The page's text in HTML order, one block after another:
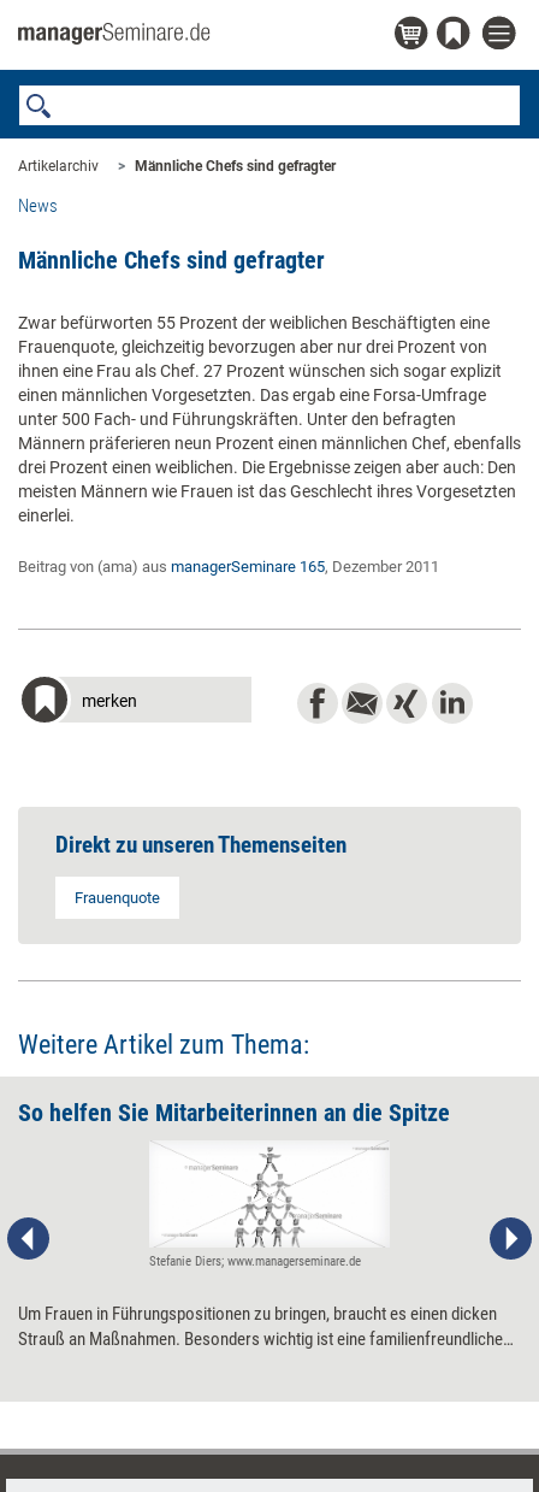
Artikelarchiv Männliche Chefs sind gefragter
News
Männliche Chefs sind gefragter
Zwar befürworten 55 Prozent der weiblichen Beschäftigten eine
Frauenquote, gleichzeitig bevorzugen aber nur drei Prozent von
ihnen eine Frau als Chef. 27 Prozent wünschen sich sogar explizit
einen männlichen Vorgesetzten. Das ergab eine Forsa-Umfrage
unter 500 Fach- und Führungskräften. Unter den befragten
Männern präferieren neun Prozent einen männlichen Chef, ebenfalls
drei Prozent einen weiblichen. Die Ergebnisse zeigen aber auch: Den
meisten Männern wie Frauen ist das Geschlecht ihres Vorgesetzten
einerlei.
Beitrag von (ama) aus managerSeminare 165, Dezember 2011
merken
Direkt zu unseren Themenseiten
Frauenquote
Weitere Artikel zum Thema:
So helfen Sie Mitarbeiterinnen an die Spitze
Stefanie Diers; www.managerseminare.de
Um Frauen in Führungspositionen zu bringen, braucht es einen dicken
Strauß an Maßnahmen. Besonders wichtig ist eine familienfreundliche